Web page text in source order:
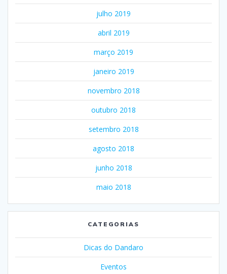
julho 2019
abril 2019
março 2019
janeiro 2019
novembro 2018
outubro 2018
setembro 2018
agosto 2018
junho 2018
maio 2018
CATEGORIAS
Dicas do Dandaro
Eventos